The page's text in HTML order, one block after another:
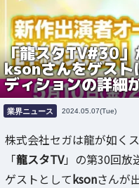
「龍スタTV#30
ksonさんをゲスト
ディションの詳細
業界ニュース 2024.05.07(Tue)
株式会社セガは龍が如く
「龍スタTV」の第30回放
ゲストとしてksonさんが